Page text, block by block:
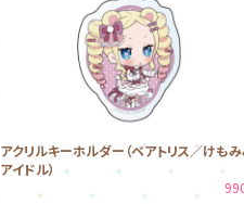
アクリルキーホルダー（ベアトリス／けも
アイドル）